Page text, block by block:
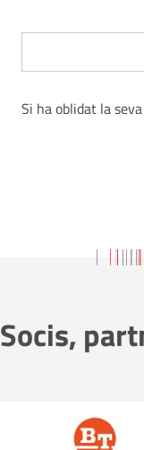
Si ha oblidat la
Socis,